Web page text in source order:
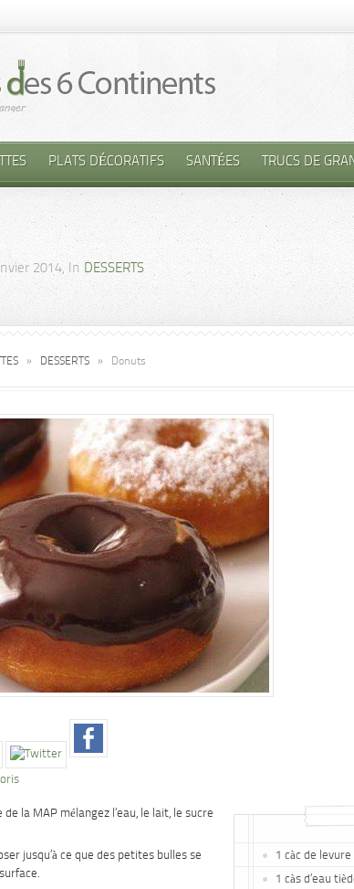
PLATS DÉCORATIFS SANTÉES TRUCS DE
2014, In DESSERTS
» DESSERTS » Donuts
1 càc de
1 càs d’eau
de la MAP mélangez l’eau, le lait, le sucre
jusqu’à ce que des petites bulles se